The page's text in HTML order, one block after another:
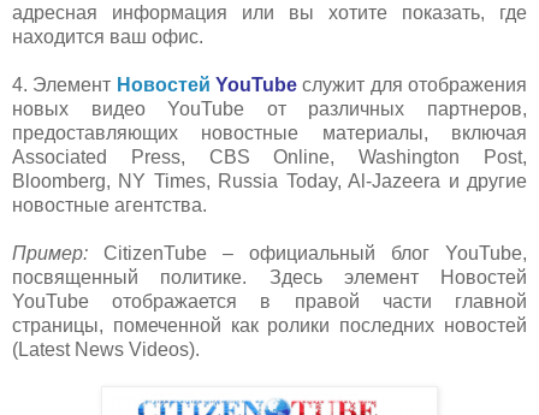
адресная информация или вы хотите показать, где
находится ваш офис.
4. Элемент Новостей YouTube служит для отображения
новых видео YouTube от различных партнеров,
предоставляющих новостные материалы, включая
Associated Press, CBS Online, Washington Post,
Bloomberg, NY Times, Russia Today, Al-Jazeera и другие
новостные агентства.
Пример: CitizenTube – официальный блог YouTube,
посвященный политике. Здесь элемент Новостей
YouTube отображается в правой части главной
страницы, помеченной как ролики последних новостей
(Latest News Videos).